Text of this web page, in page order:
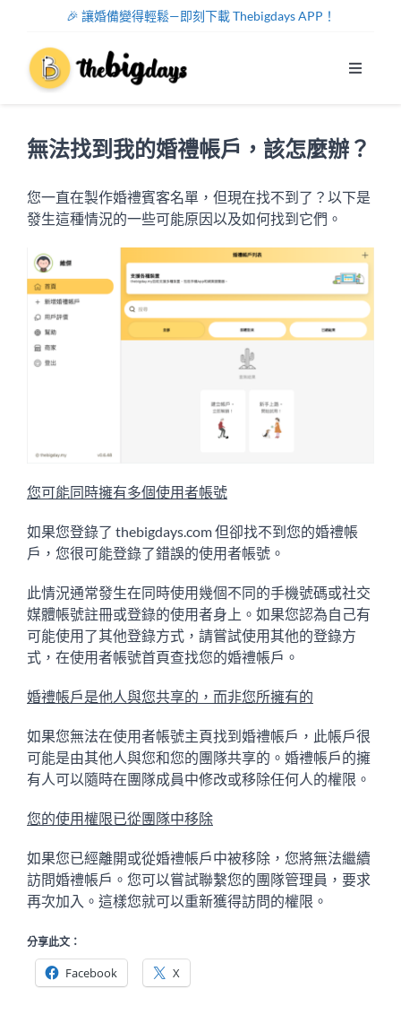
content
🎉 讓婚備變得輕鬆—即刻下載 Thebigdays APP！
Toggle
關於我們
註冊/登入
中文
無法找到我的婚禮帳戶，該怎麼辦？
您一直在製作婚禮賓客名單，但現在找不到了？以下是
發生這種情況的一些可能原因以及如何找到它們。
您可能同時擁有多個使用者帳號
如果您登錄了 thebigdays.com 但卻找不到您的婚禮帳
戶，您很可能登錄了錯誤的使用者帳號。
此情況通常發生在同時使用幾個不同的手機號碼或社交
媒體帳號註冊或登錄的使用者身上。如果您認為自己有
可能使用了其他登錄方式，請嘗試使用其他的登錄方
式，在使用者帳號首頁查找您的婚禮帳戶。
婚禮帳戶是他人與您共享的，而非您所擁有的
如果您無法在使用者帳號主頁找到婚禮帳戶，此帳戶很
可能是由其他人與您和您的團隊共享的。婚禮帳戶的擁
有人可以隨時在團隊成員中修改或移除任何人的權限。
您的使用權限已從團隊中移除
如果您已經離開或從婚禮帳戶中被移除，您將無法繼續
訪問婚禮帳戶。您可以嘗試聯繫您的團隊管理員，要求
再次加入。這樣您就可以重新獲得訪問的權限。
分享此文：
Facebook X